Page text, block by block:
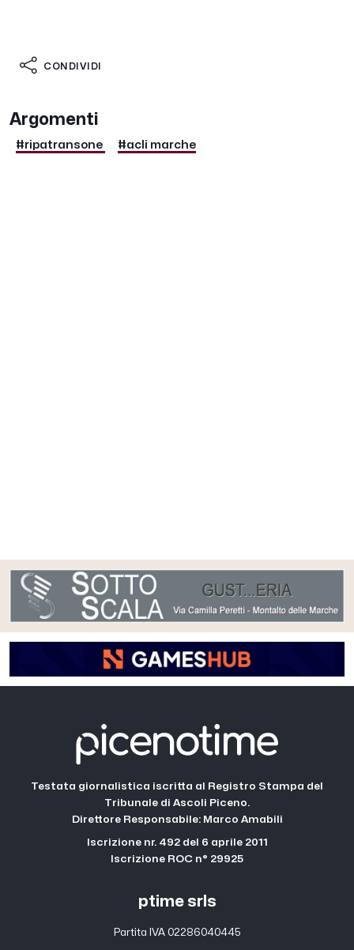
CONDIVIDI
Argomenti
#ripatransone #acli marche
Testata giornalistica iscritta al Registro Stampa del
Tribunale di Ascoli Piceno.
Direttore Responsabile: Marco Amabili
Iscrizione nr. 492 del 6 aprile 2011
Iscrizione ROC n° 29925
ptime srls
Partita IVA 02286040445